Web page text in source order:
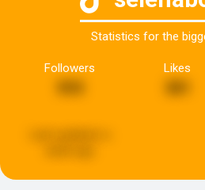
Statistics for the
Followers Likes